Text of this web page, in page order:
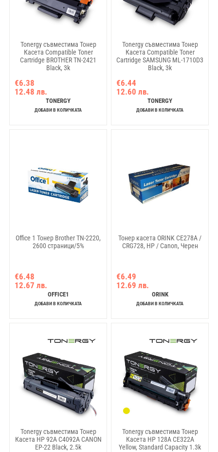
Tonergy съвместима Тонер
Касета Compatible Toner
Cartridge BROTHER TN-2421
Black, 3k
€6.38
12.48 лв.
TONERGY
ДОБАВИ В КОЛИЧКАТА
Tonergy съвместима Тонер
Касета Compatible Toner
Cartridge SAMSUNG ML-1710D3
Black, 3k
€6.44
12.60 лв.
TONERGY
ДОБАВИ В КОЛИЧКАТА
Office 1 Тонер Brother TN-2220,
2600 страници/5%
€6.48
12.67 лв.
OFFICE1
ДОБАВИ В КОЛИЧКАТА
Тонер касета ORINK CE278A /
CRG728, HP / Canon, Черен
€6.49
12.69 лв.
ORINK
ДОБАВИ В КОЛИЧКАТА
Tonergy съвместима Тонер
Касета HP 92A C4092A CANON
EP-22 Black, 2.5k
Tonergy съвместима Тонер
Касета HP 128A CE322A
Yellow, Standard Capacity 1.3k